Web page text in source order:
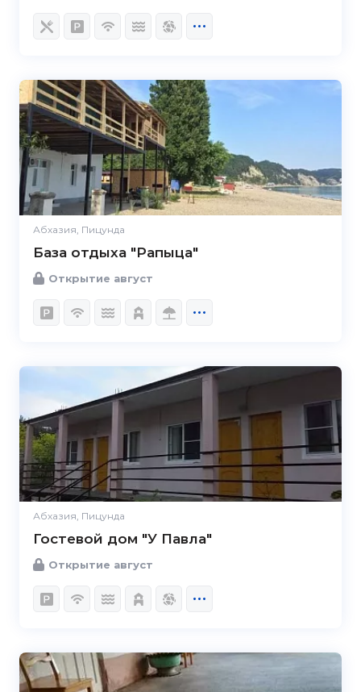
Абхазия, Пицунда
База отдыха "Рапыца"
Открытие август
Абхазия, Пицунда
Гостевой дом "У Павла"
Открытие август